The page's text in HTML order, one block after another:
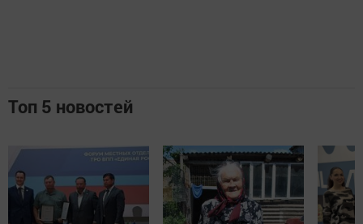
Топ 5 новостей